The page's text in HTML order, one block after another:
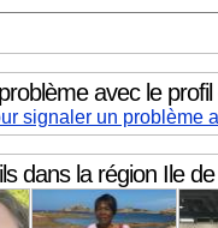
avec le
signaler un problème
dans la région Ile